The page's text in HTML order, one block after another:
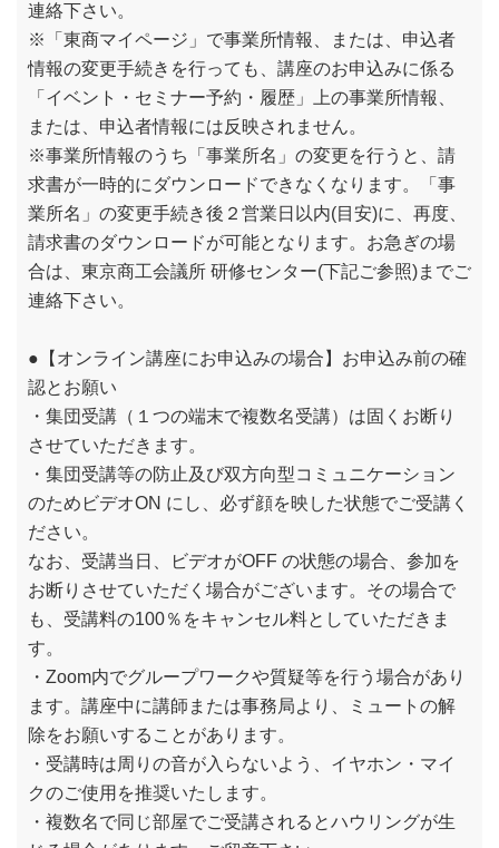
連絡下さい。
※「東商マイページ」で事業所情報、または、申込者
情報の変更手続きを行っても、講座のお申込みに係る
「イベント・セミナー予約・履歴」上の事業所情報、
または、申込者情報には反映されません。
※事業所情報のうち「事業所名」の変更を行うと、請
求書が一時的にダウンロードできなくなります。「事
業所名」の変更手続き後２営業日以内(目安)に、再度、
請求書のダウンロードが可能となります。お急ぎの場
合は、東京商工会議所 研修センター(下記ご参照)までご
連絡下さい。
●【オンライン講座にお申込みの場合】お申込み前の確
認とお願い
・集団受講（１つの端末で複数名受講）は固くお断り
させていただきます。
・集団受講等の防止及び双方向型コミュニケーション
のためビデオON にし、必ず顔を映した状態でご受講く
ださい。
なお、受講当日、ビデオがOFF の状態の場合、参加を
お断りさせていただく場合がございます。その場合で
も、受講料の100％をキャンセル料としていただきま
す。
・Zoom内でグループワークや質疑等を行う場合があり
ます。講座中に講師または事務局より、ミュートの解
除をお願いすることがあります。
・受講時は周りの音が入らないよう、イヤホン・マイ
クのご使用を推奨いたします。
・複数名で同じ部屋でご受講されるとハウリングが生